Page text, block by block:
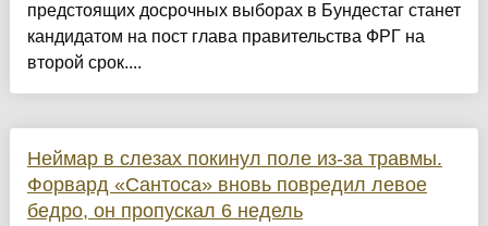
предстоящих досрочных выборах в Бундестаг станет
кандидатом на пост глава правительства ФРГ на
второй срок....
Неймар в слезах покинул поле из-за травмы.
Форвард «Сантоса» вновь повредил левое
бедро, он пропускал 6 недель